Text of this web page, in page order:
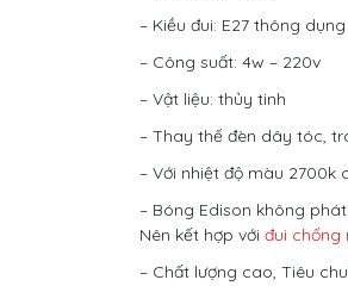
– Kiều đui: E27 thông
– Công suất: 4w – 220v
– Vật liệu: thủy tinh
– Thay thế đèn dây tóc,
– Với nhiệt độ màu 2700k
– Bóng Edison không
Nên kết hợp với đui chống
– Chất lượng cao, Tiêu